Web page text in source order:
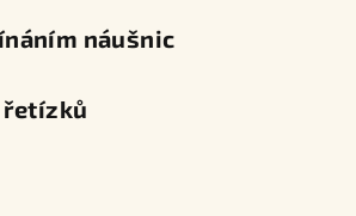
náušnic
řetízků